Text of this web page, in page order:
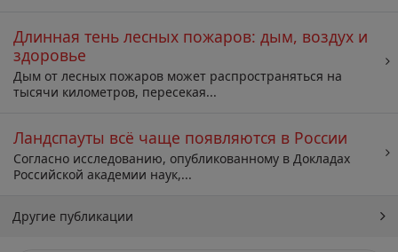
Длинная тень лесных пожаров: дым, воздух и
здоровье
Дым от лесных пожаров может распространяться на
тысячи километров, пересекая...
Ландспауты всё чаще появляются в России
Согласно исследованию, опубликованному в Докладах
Российской академии наук,...
Другие публикации